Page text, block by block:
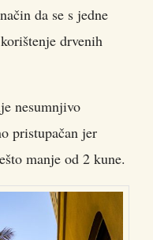
da se s jedne
drvenih
nesumnjivo
pristupačan jer
manje od 2 kune.